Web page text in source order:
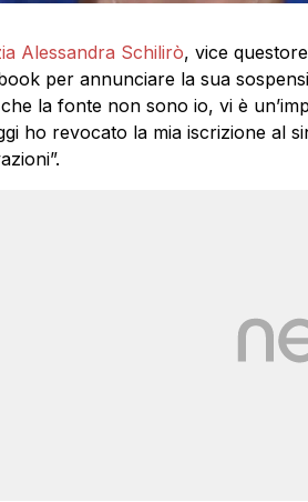
Alessandra Schilirò, vice
per annunciare la sua
la fonte non sono io, vi è
ho revocato la mia iscrizione al